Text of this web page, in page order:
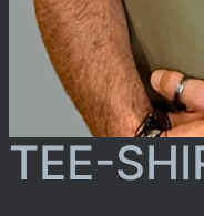
TEE-